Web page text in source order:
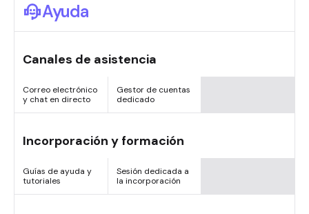
Ayuda
Canales de asistencia
Correo electrónico
y chat en directo
Gestor de cuentas
dedicado
Incorporación y formación
Guías de ayuda y
tutoriales
Sesión dedicada a
la incorporación